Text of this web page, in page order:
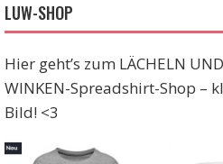
LUW-SHOP
Hier geht’s zum LÄCHELN UND
WINKEN-Spreadshirt-Shop –
Bild! <3